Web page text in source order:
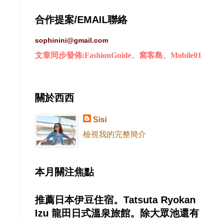
合作提案/EMAIL聯絡
sophinini@gmail.com
文章同步發佈:FashionGuide、窩客島、Mobile01
關於西西
Sisi
檢視我的完整簡介
本月關注焦點
推薦日本伊豆住宿。Tatsuta Ryokan
Izu 龍田日式溫泉旅館。除大眾池還有